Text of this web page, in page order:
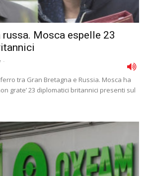
Mosca espelle 23
-
tra Gran Bretagna e Russia. Mosca ha
grate’ 23 diplomatici britannici presenti sul